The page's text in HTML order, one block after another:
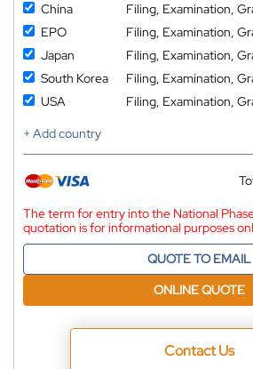
China Filing, Examination,
EPO
Filing, Examination,
Japan
Filing, Examination,
South Korea
Filing, Examination,
USA
Filing, Examination,
+ Add country
The term for entry into the National
quotation is for informational purposes
QUOTE TO EMAIL
ONLINE QUOTE
Contact Us